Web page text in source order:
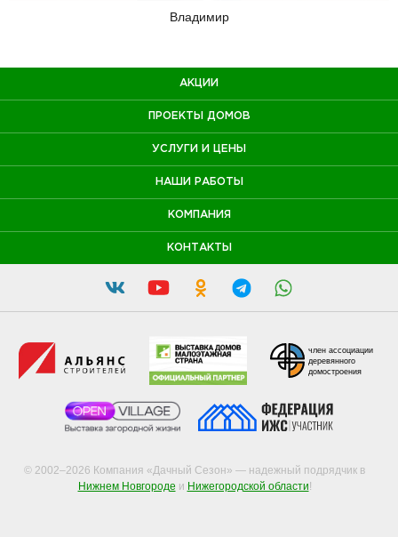
Владимир
АКЦИИ
ПРОЕКТЫ ДОМОВ
УСЛУГИ И ЦЕНЫ
НАШИ РАБОТЫ
КОМПАНИЯ
КОНТАКТЫ
© 2002–2026 Компания «Дачный Сезон» — надежный подрядчик в
Нижнем Новгороде и Нижегородской области!
член ассоциации
деревянного
домостроения